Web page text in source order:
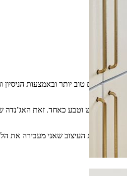
למקום טוב יותר ובאמצעות
נפש וטבע כאחד. זאת האג’נדה
מחוויית העיצוב שאני מעבירה את